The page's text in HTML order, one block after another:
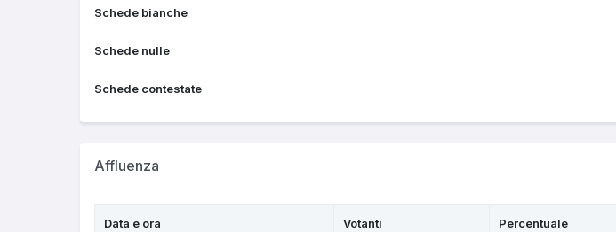
Schede bianche
Schede nulle
Schede contestate
Affluenza
Data e ora Votanti Percentuale